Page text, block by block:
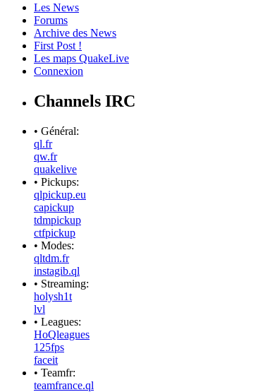
Les News
Forums
Archive des News
First Post !
Les maps QuakeLive
Connexion
Channels IRC
• Général:
ql.fr
qw.fr
quakelive
• Pickups:
qlpickup.eu
capickup
tdmpickup
ctfpickup
• Modes:
qltdm.fr
instagib.ql
• Streaming:
holysh1t
lvl
• Leagues:
HoQleagues
125fps
faceit
• Teamfr:
teamfrance.ql